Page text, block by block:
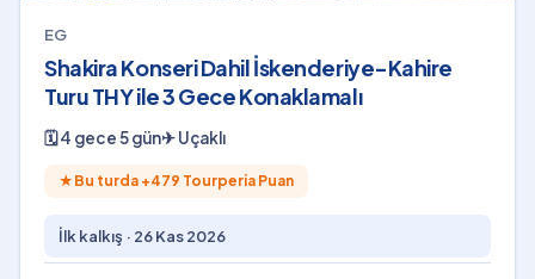
EG
Shakira Konseri Dahil İskenderiye-Kahire
Turu THY ile 3 Gece Konaklamalı
🗓4 gece 5 gün✈Uçaklı
★ Bu turda +479 Tourperia Puan
İlk kalkış · 26 Kas 2026